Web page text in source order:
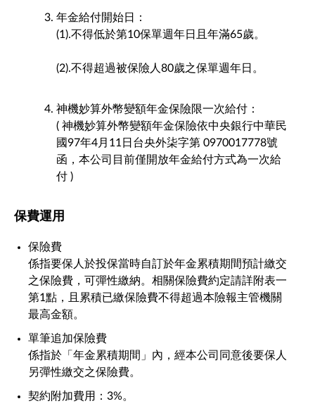
年金給付開始日：
(1).不得低於第10保單週年日且年滿65歲。
(2).不得超過被保險人80歲之保單週年日。
神機妙算外幣變額年金保險限一次給付：
( 神機妙算外幣變額年金保險依中央銀行中華民
國97年4月11日台央外柒字第 0970017778號
函，本公司目前僅開放年金給付方式為一次給
付 )
保費運用
保險費
係指要保人於投保當時自訂於年金累積期間預計繳交
之保險費，可彈性繳納。相關保險費約定請詳附表一
第1點，且累積已繳保險費不得超過本險報主管機關
最高金額。
單筆追加保險費
係指於「年金累積期間」內，經本公司同意後要保人
另彈性繳交之保險費。
契約附加費用：3%。